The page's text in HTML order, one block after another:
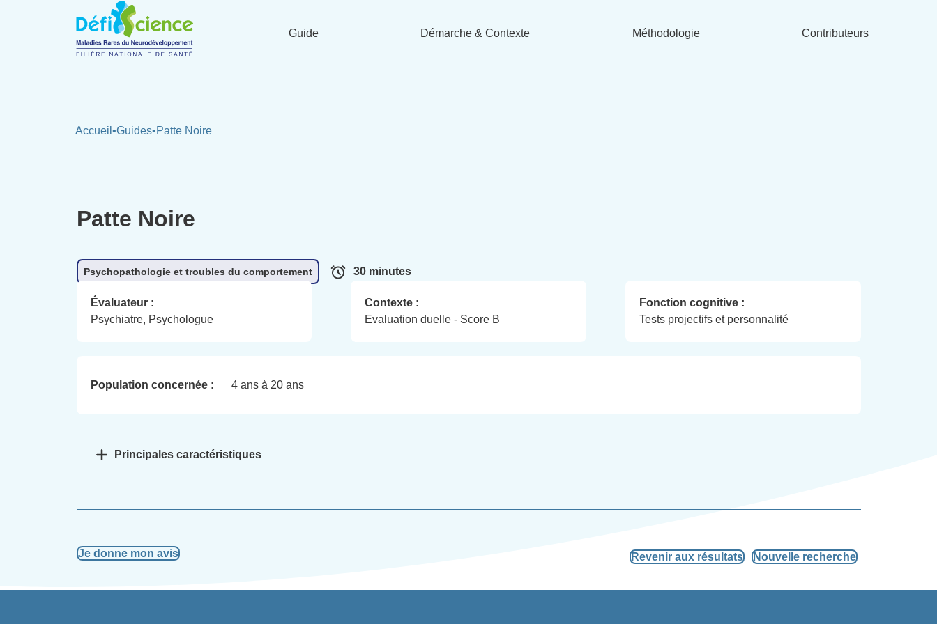
Guide Démarche & Contexte Méthodologie Contributeurs
Accueil •Guides•Patte Noire
Patte Noire
Psychopathologie et troubles du comportement 30 minutes
Évaluateur :
Psychiatre, Psychologue
Contexte :
Evaluation duelle - Score B
Fonction cognitive :
Tests projectifs et personnalité
Population concernée : 4 ans à 20 ans
Principales caractéristiques
Je donne mon avis Revenir aux résultats Nouvelle recherche
Panneau de gestion des cookies